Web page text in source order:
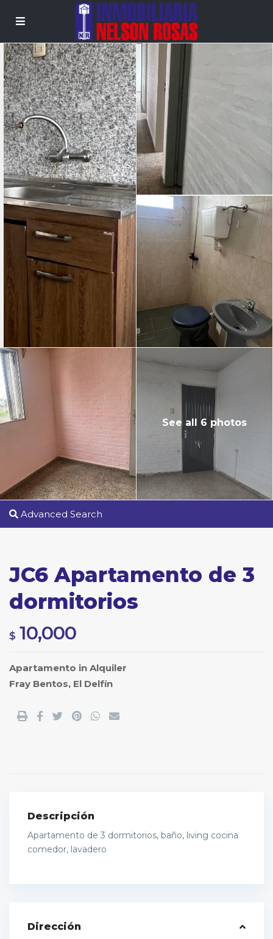
See all 6 photos
Advanced Search
JC6 Apartamento de 3
dormitorios
$ 10,000
Apartamento in Alquiler
Fray Bentos, El Delfín
Descripción
Apartamento de 3 dormitorios, baño, living cocina
comedor, lavadero
Dirección